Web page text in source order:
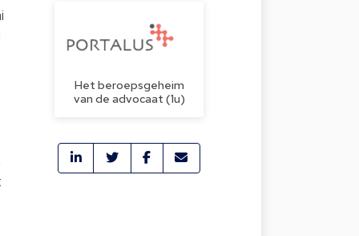
Het beroepsgeheim
van de advocaat (1u)